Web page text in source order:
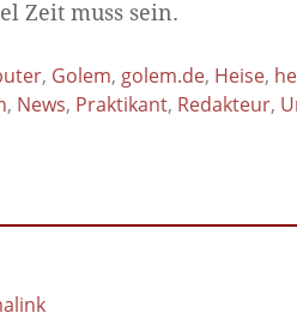
Zeit muss sein.
, Golem, golem.de, Heise,
, News, Praktikant, Redakteur,